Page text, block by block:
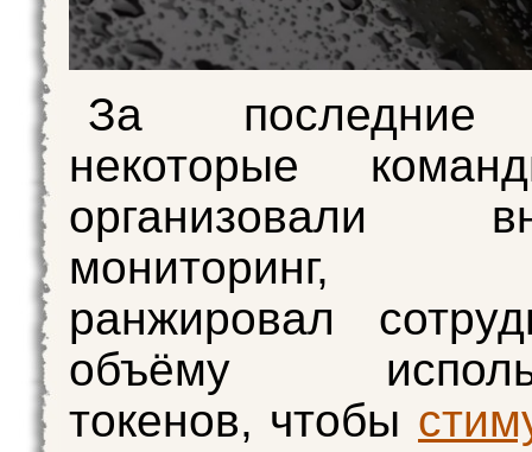
За последние
некоторые
организовали
мониторинг,
ранжировал
объёму
токенов, чтобы